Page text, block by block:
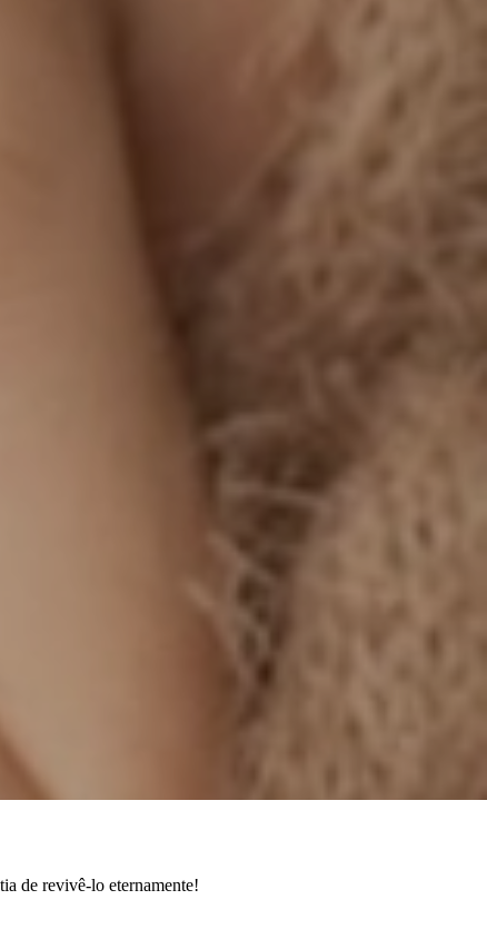
de revivê-lo eternamente!